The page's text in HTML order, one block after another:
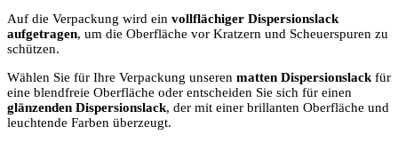
Auf die Verpackung wird ein vollflächiger Dispersionslack
aufgetragen, um die Oberfläche vor Kratzern und Scheuerspuren zu
schützen.
Wählen Sie für Ihre Verpackung unseren matten Dispersionslackfür
eine blendfreie Oberfläche oder entscheiden Sie sich für einen
glänzenden Dispersionslack, der mit einer brillanten Oberfläche und
leuchtende Farben überzeugt.